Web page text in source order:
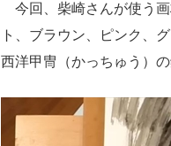
今回、柴崎さんが使う画
ト、ブラウン、ピンク、
西洋甲冑（かっちゅう）